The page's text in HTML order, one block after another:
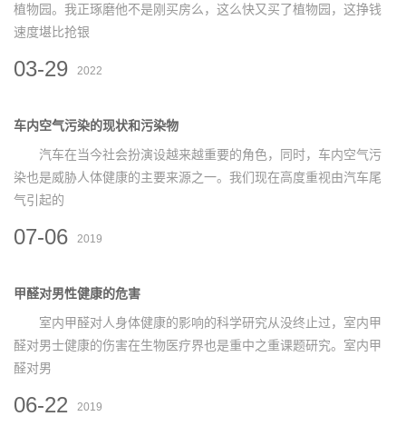
植物园。我正琢磨他不是刚买房么，这么快又买了植物园，这挣钱
速度堪比抢银
03-29 2022
车内空气污染的现状和污染物
汽车在当今社会扮演设越来越重要的角色，同时，车内空气污
染也是威胁人体健康的主要来源之一。我们现在高度重视由汽车尾
气引起的
07-06 2019
甲醛对男性健康的危害
室内甲醛对人身体健康的影响的科学研究从没终止过，室内甲
醛对男士健康的伤害在生物医疗界也是重中之重课题研究。室内甲
醛对男
06-22 2019